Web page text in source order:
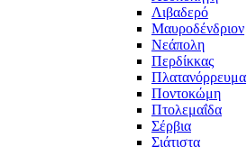
Λιβαδερό
Μαυροδένδριον
Νεάπολη
Περδίκκας
Πλατανόρρευμα
Ποντοκώμη
Πτολεμαΐδα
Σέρβια
Σιάτιστα